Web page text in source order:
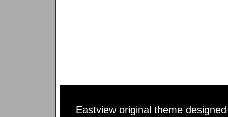
Eastview original theme